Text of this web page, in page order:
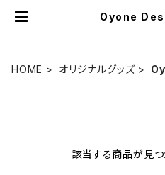
Oyone
HOME オリジナルグッズ
該当する商品が見つ